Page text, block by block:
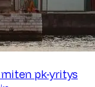
pk-yritys